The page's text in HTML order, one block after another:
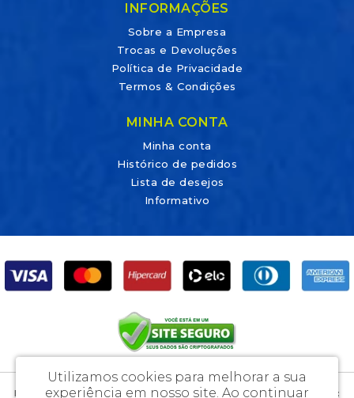
INFORMAÇÕES
Sobre a Empresa
Trocas e Devoluções
Política de Privacidade
Termos & Condições
MINHA CONTA
Minha conta
Histórico de pedidos
Lista de desejos
Informativo
DicaLab Materiais Para Laboratórios e Artigos Médicos Ltda - CNPJ:
Utilizamos cookies para melhorar a sua
experiência em nosso site. Ao continuar